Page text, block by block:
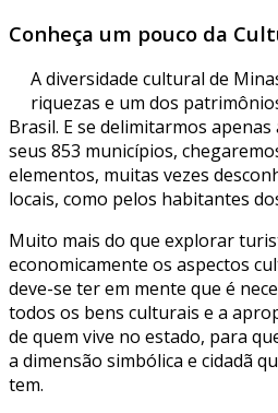
Conheça um pouco da
A diversidade cultural de
riquezas e um dos
Brasil. E se delimitarmos
seus 853 municípios,
elementos, muitas vezes
locais, como pelos habitantes
Muito mais do que explorar
economicamente os aspectos
deve-se ter em mente que é
todos os bens culturais e a
de quem vive no estado, para
a dimensão simbólica e cidadã
tem.